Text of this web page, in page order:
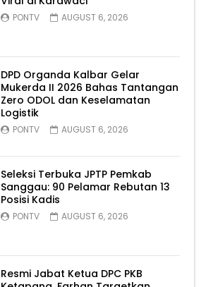
PONTV AUGUST 6, 2026
DPD Organda Kalbar Gelar
Mukerda II 2026 Bahas Tantangan
Zero ODOL dan Keselamatan
Logistik
PONTV AUGUST 6, 2026
Seleksi Terbuka JPTP Pemkab
Sanggau: 90 Pelamar Rebutan 13
Posisi Kadis
PONTV AUGUST 6, 2026
Resmi Jabat Ketua DPC PKB